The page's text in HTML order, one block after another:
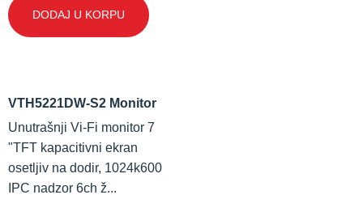
DODAJ U KORPU
VTH5221DW-S2 Monitor
Unutrašnji Vi-Fi monitor 7
"TFT kapacitivni ekran
osetljiv na dodir, 1024k600
IPC nadzor 6ch ž...